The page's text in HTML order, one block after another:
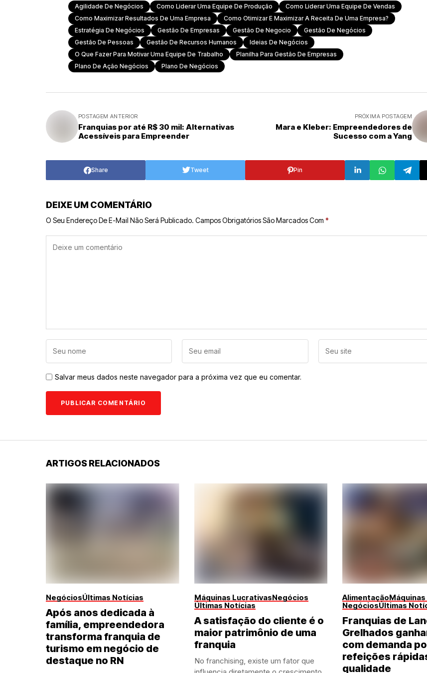
Agilidade De Negócios Como Liderar Uma Equipe De Produção
Como Liderar Uma Equipe De Vendas
Como Maximizar Resultados De Uma Empresa
Como Otimizar E Maximizar A Receita De Uma Empresa?
Estratégia De Negócios
Gestão De Empresas Gestão De Negocio
Gestão De Negócios
Gestão De Pessoas
Gestão De Recursos Humanos
Ideias De Negócios
O Que Fazer Para Motivar Uma Equipe De Trabalho
Planilha Para Gestão De Empresas
Plano De Ação Negócios
Plano De Negócios
POSTAGEM ANTERIOR
Franquias por até R$ 30 mil: Alternativas
Acessíveis para Empreender
PRÓXIMA POSTAGEM
Mara e Kleber: Empreendedores de
Sucesso com a Yang
Share Tweet Pin
DEIXE UM COMENTÁRIO
O Seu Endereço De E-Mail Não Será Publicado. Campos Obrigatórios São Marcados Com *
Salvar meus dados neste navegador para a próxima vez que eu comentar.
ARTIGOS RELACIONADOS
NegóciosÚltimas Notícias
Após anos dedicada à
família, empreendedora
transforma franquia de
turismo em negócio de
destaque no RN
Máquinas LucrativasNegócios
Últimas Notícias
A satisfação do cliente é o
maior patrimônio de uma
franquia
No franchising, existe um fator que
Alimentação
NegóciosÚltimas
Franquias de
Grelhados
com demanda
refeições
qualidade